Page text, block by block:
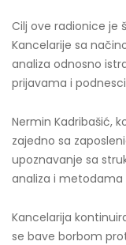
Cilj ove radionice je
Kancelarije sa
analiza odnosno
prijavama i
Nermin Kadribašić,
zajedno sa
upoznavanje sa
analiza i metodama
Kancelarija
se bave borbom